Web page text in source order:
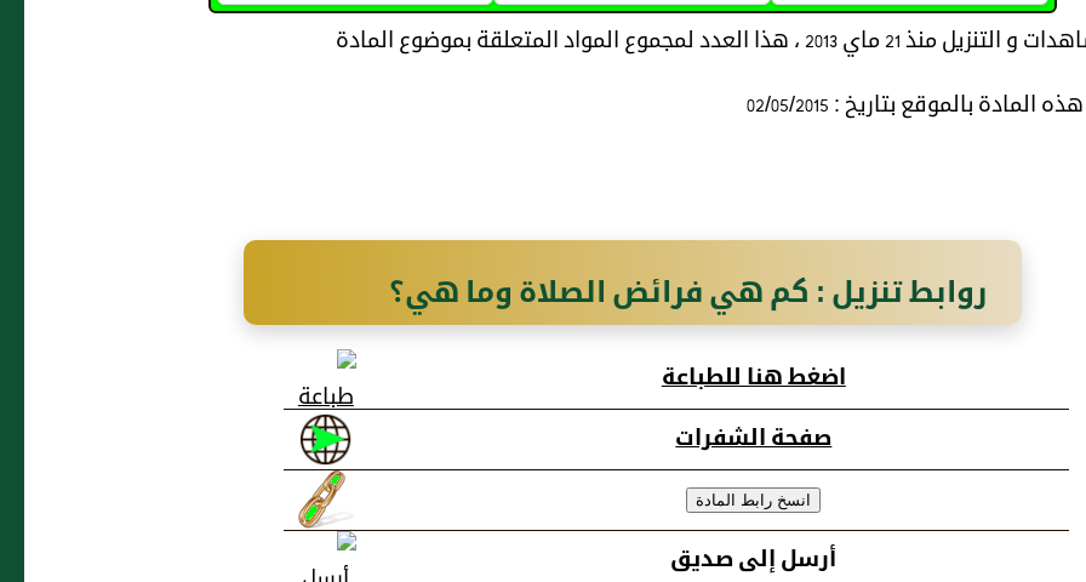
2013 ، هذا العدد لمجموع المواد المتعلقة بموضوع المادة
بالموقع بتاريخ : 02/05/2015
روابط تنزيل : كم هي فرائض الصلاة وما هي؟
اضغط هنا للطباعة
صفحة الشفرات
أرسل إلى صديق